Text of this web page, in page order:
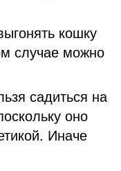
кошку
случае можно
садиться на
оно
Иначе